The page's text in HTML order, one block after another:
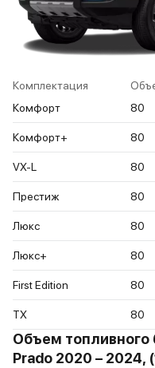
Комплектация
Комфорт
80
Комфорт+ 80
VX-L 80
Престиж 80
Люкс 80
Люкс+ 80
First Edition 80
TX 80
Объем топливного
Prado 2020 – 2024,